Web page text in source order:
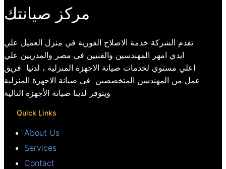
مركز صيانتك
تقدم الشركة خدمة الاصلاح الفورية في منزل العميل علي
ايدي امهر المهندسين والفنيين في مصر والمدربين علي
اعلي مستوي لخدمات صيانة الاجهزة المنزلية ، لدنيا فريق
عمل من المهندسن المتخصصين فى صيانة الاجهزة المنزلية
ويتوفر لدينا صيانة الأجهزة التالية
Quick Links
About Us
Services
Contact